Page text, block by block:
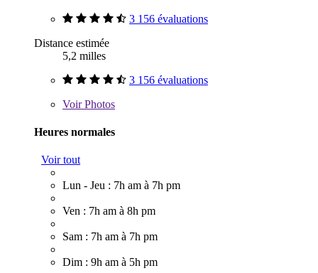
3 156 évaluations
Distance estimée
5,2 milles
3 156 évaluations
VoirPhotos
Heures normales
Voir tout
Lun - Jeu : 7h am à 7h pm
Ven : 7h am à 8h pm
Sam : 7h am à 7h pm
Dim : 9h am à 5h pm